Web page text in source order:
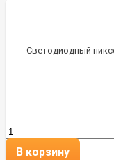
Светодиодный
В корзину